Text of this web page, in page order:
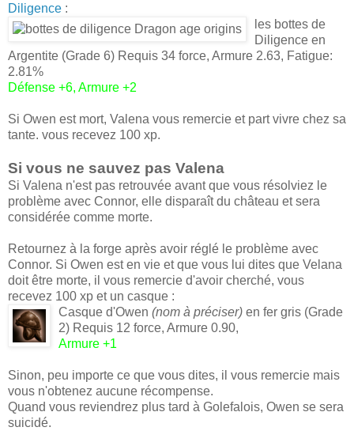
Diligence :
les bottes de
Diligence en
Argentite (Grade 6) Requis 34 force, Armure 2.63, Fatigue:
2.81%
Défense +6, Armure +2
Si Owen est mort, Valena vous remercie et part vivre chez sa
tante. vous recevez 100 xp.
Si vous ne sauvez pas Valena
Si Valena n'est pas retrouvée avant que vous résolviez le
problème avec Connor, elle disparaît du château et sera
considérée comme morte.
Retournez à la forge après avoir réglé le problème avec
Connor. Si Owen est en vie et que vous lui dites que Velana
doit être morte, il vous remercie d'avoir cherché, vous
recevez 100 xp et un casque :
Casque d'Owen (nom à préciser) en fer gris (Grade
2) Requis 12 force, Armure 0.90,
Armure +1
Sinon, peu importe ce que vous dites, il vous remercie mais
vous n'obtenez aucune récompense.
Quand vous reviendrez plus tard à Golefalois, Owen se sera
suicidé.